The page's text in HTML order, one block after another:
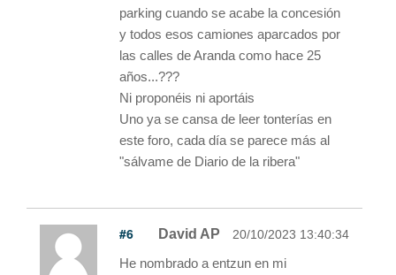
parking cuando se acabe la concesión
y todos esos camiones aparcados por
las calles de Aranda como hace 25
años...???
Ni proponéis ni aportáis
Uno ya se cansa de leer tonterías en
este foro, cada día se parece más al
"sálvame de Diario de la ribera"
#6 David AP 20/10/2023 13:40:34
He nombrado a entzun en mi